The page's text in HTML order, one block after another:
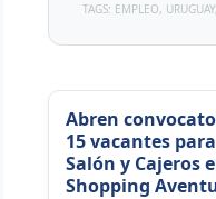
TAGS: EMPLEO,
Abren
15 vacantes
Salón y Cajeros
Shopping